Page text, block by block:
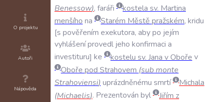
O projektu
Autoři
Nápověda
Benessow), faráři kostela sv. Martina
menšího na Starém Městě pražském, kridu
s pověřením exekutora, abypo jejím
vyhlášeníprovedl jeho konfirmaci a
investituru ke kostelu sv. Jana vOboře v
Oboře pod Strahovem (submonte
Strahoviensi) uprázdněnému smrtí
Michala
(Michaelis). Prezentován byl Jiřím z